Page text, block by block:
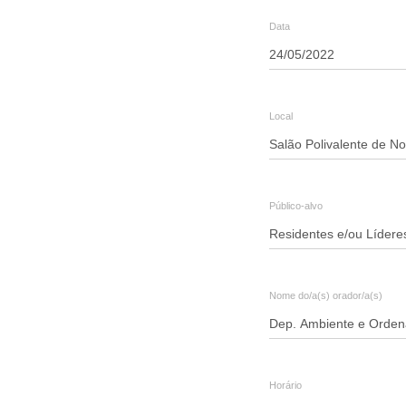
o
uso
de
recursos"
Data
Local
Público-alvo
Nome do/a(s) orador/a(s)
Horário